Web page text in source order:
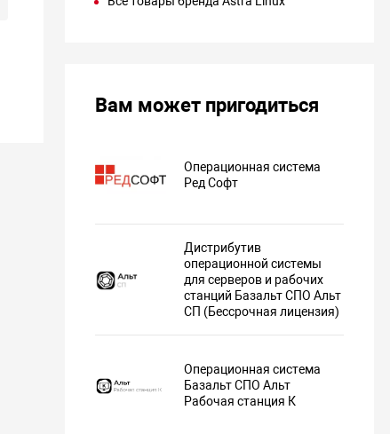
Вам может пригодиться
Операционная система
Ред Софт
Дистрибутив
операционной системы
для серверов и рабочих
станций Базальт СПО Альт
СП (Бессрочная лицензия)
Операционная система
Базальт СПО Альт
Рабочая станция К